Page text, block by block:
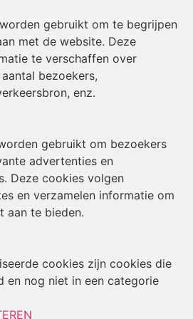
gebruikt om te begrijpen
met de website. Deze
te verschaffen over
bezoekers,
enz.
gebruikt om bezoekers
advertenties en
Deze cookies volgen
en verzamelen informatie om
aan te bieden.
cookies zijn cookies die
en nog niet in een categorie